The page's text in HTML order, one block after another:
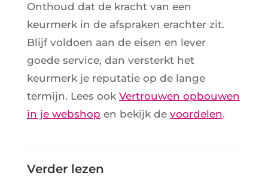
Onthoud dat de kracht van een
keurmerk in de afspraken erachter zit.
Blijf voldoen aan de eisen en lever
goede service, dan versterkt het
keurmerk je reputatie op de lange
termijn. Lees ook Vertrouwen opbouwen
in je webshop en bekijk de voordelen.
Verder lezen